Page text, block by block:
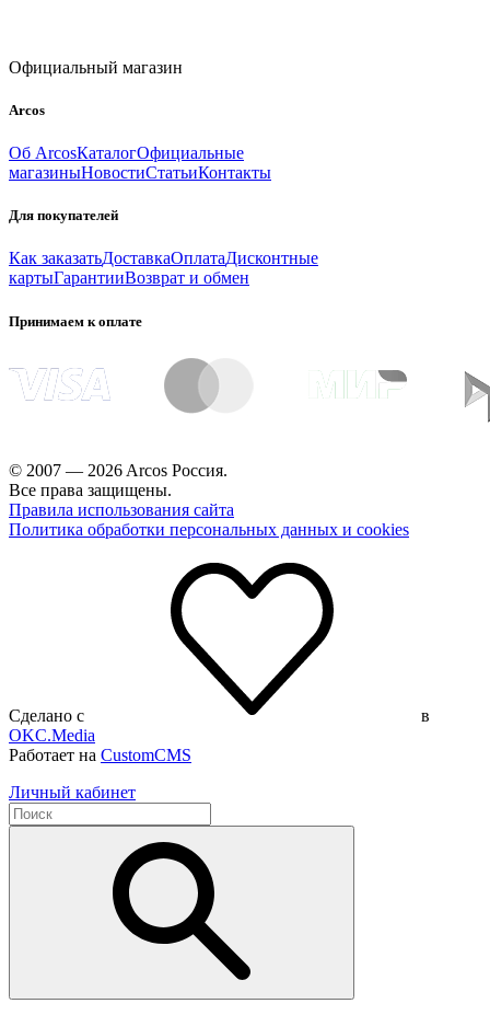
Официальный магазин
Arcos
Об ArcosКаталогОфициальные
магазиныНовостиСтатьиКонтакты
Для покупателей
Как заказатьДоставкаОплатаДисконтные
картыГарантииВозврат и обмен
Принимаем к оплате
© 2007 — 2026 Arcos Россия.
Все права защищены.
Правила использования сайта
Политика обработки персональных данных и cookies
Сделано с
в
OKC.Media
Работает на CustomCMS
Личный кабинет